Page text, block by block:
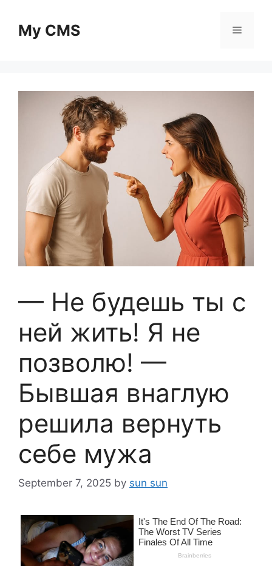
contentMy CMS Menu
— Не будешь ты с
ней жить! Я не
позволю! —
Бывшая внаглую
решила вернуть
себе мужа
September 7, 2025 by sun sun